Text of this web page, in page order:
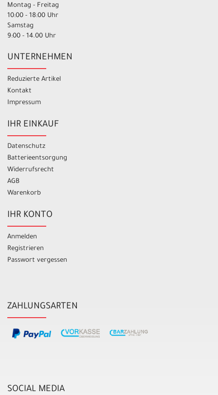
Montag - Freitag
10:00 - 18:00 Uhr
Samstag
9:00 - 14.00 Uhr
UNTERNEHMEN
Reduzierte Artikel
Kontakt
Impressum
IHR EINKAUF
Datenschutz
Batterieentsorgung
Widerrufsrecht
AGB
Warenkorb
IHR KONTO
Anmelden
Registrieren
Passwort vergessen
ZAHLUNGSARTEN
SOCIAL MEDIA